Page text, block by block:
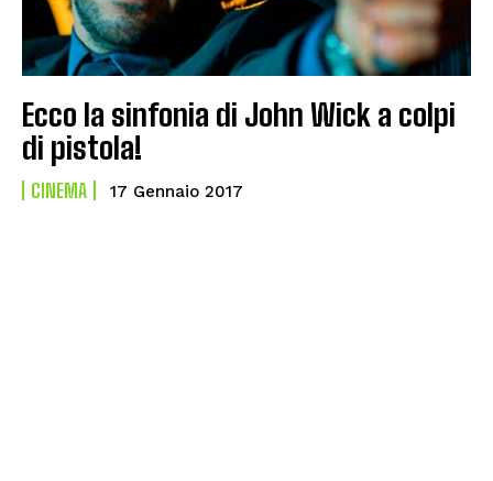
Ecco la sinfonia di John Wick a colpi
di pistola!
CINEMA 17 Gennaio 2017